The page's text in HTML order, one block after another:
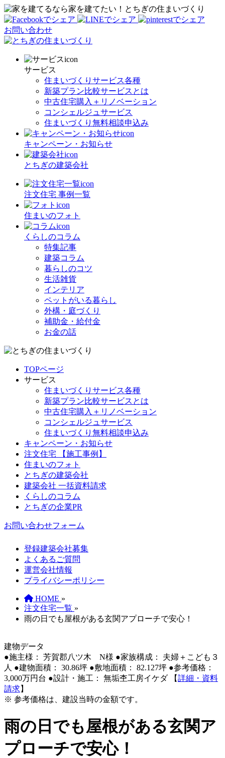
家を建てたい！とちぎの住まいづくり
お問い合わせ
サービス
住まいづくりサービス各種
新築プラン比較サービスとは
中古住宅購入＋リノベーション
コンシェルジュサービス
住まいづくり無料相談申込み
キャンペーン・お知らせ
とちぎの建築会社
注文住宅 事例一覧
住まいのフォト
くらしのコラム
特集記事
建築コラム
暮らしのコツ
生活雑貨
インテリア
ペットがいる暮らし
外構・庭づくり
補助金・給付金
お金の話
TOPページ
サービス
住まいづくりサービス各種
新築プラン比較サービスとは
中古住宅購入＋リノベーション
コンシェルジュサービス
住まいづくり無料相談申込み
キャンペーン・お知らせ
注文住宅 【施工事例】
住まいのフォト
とちぎの建築会社
建築会社 一括資料請求
くらしのコラム
とちぎの企業PR
お問い合わせフォーム
登録建築会社募集
よくあるご質問
運営会社情報
プライバシーポリシー
HOME »
注文住宅一覧 »
雨の日でも屋根がある玄関アプローチで安心！
建物データ
●施主様： 芳賀郡八ツ木 N様 ●家族構成： 夫婦＋こども３
人 ●建物面積： 30.86坪 ●敷地面積： 82.127坪 ●参考価格：
3,000万円台 ●設計・施工： 無垢杢工房イケダ 【詳細・資料
請求】
※ 参考価格は、建設当時の金額です。
雨の日でも屋根がある玄関ア
プローチで安心！